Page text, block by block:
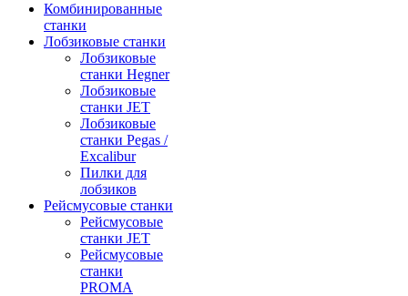
Комбинированные
станки
Лобзиковые станки
Лобзиковые
станки Hegner
Лобзиковые
станки JET
Лобзиковые
станки Pegas /
Excalibur
Пилки для
лобзиков
Рейсмусовые станки
Рейсмусовые
станки JET
Рейсмусовые
станки
PROMA